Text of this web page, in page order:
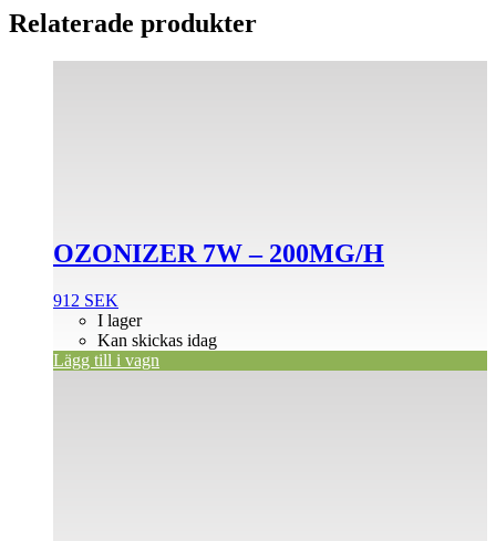
Relaterade produkter
OZONIZER 7W – 200MG/H
912 SEK
I lager
Kan skickas idag
Lägg till i vagn